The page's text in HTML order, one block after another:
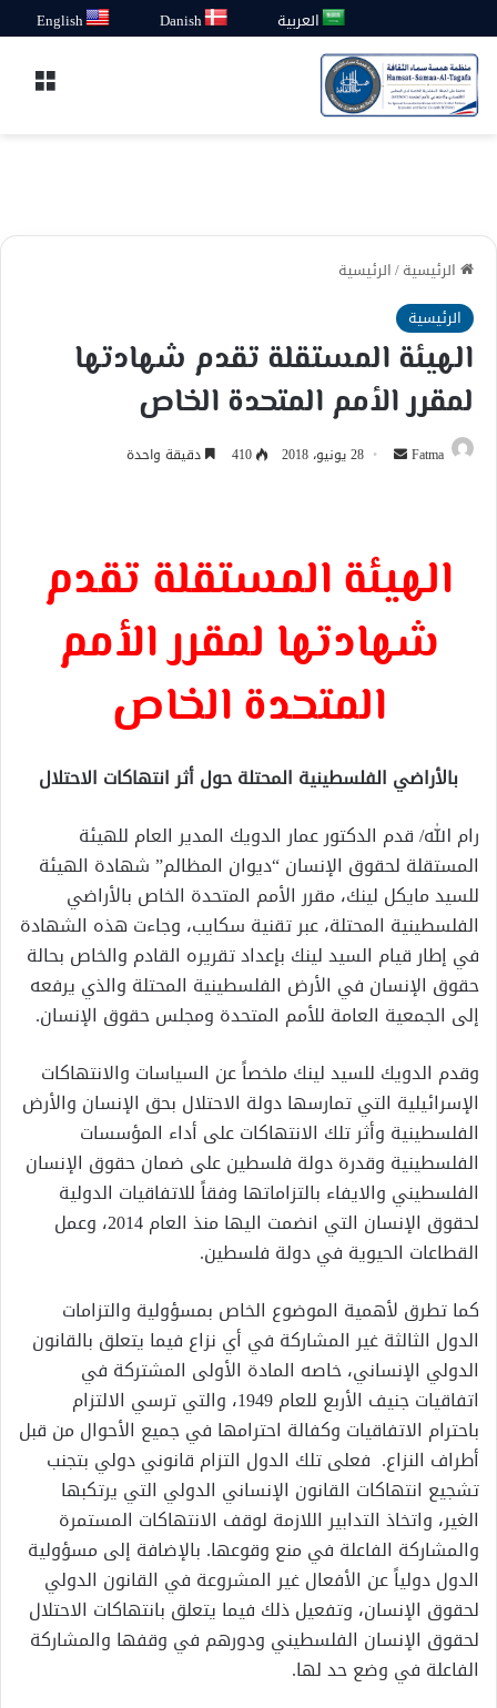
العربية Danish
English
الرئيسية/الرئيسية
الرئيسية
الهيئة المستقلة تقدم شهادتها
لمقرر الأمم المتحدة الخاص
Fatma
أرسل 28 يونيو، 2018 410 دقيقة واحدة
الهيئة المستقلة تقدم
شهادتها لمقرر الأمم
المتحدة الخاص
بالأراضي الفلسطينية المحتلة حول أثر انتهاكات الاحتلال
رام الله/ قدم الدكتور عمار الدويك المدير العام للهيئة
المستقلة لحقوق الإنسان “ديوان المظالم” شهادة الهيئة
للسيد مايكل لينك، مقرر الأمم المتحدة الخاص بالأراضي
الفلسطينية المحتلة، عبر تقنية سكايب، وجاءت هذه الشهادة
في إطار قيام السيد لينك بإعداد تقريره القادم والخاص بحالة
حقوق الإنسان في الأرض الفلسطينية المحتلة والذي يرفعه
إلى الجمعية العامة للأمم المتحدة ومجلس حقوق الإنسان.
وقدم الدويك للسيد لينك ملخصاً عن السياسات والانتهاكات
الإسرائيلية التي تمارسها دولة الاحتلال بحق الإنسان والأرض
الفلسطينية وأثر تلك الانتهاكات على أداء المؤسسات
الفلسطينية وقدرة دولة فلسطين على ضمان حقوق الإنسان
الفلسطيني والايفاء بالتزاماتها وفقاً للاتفاقيات الدولية
لحقوق الإنسان التي انضمت اليها منذ العام 2014، وعمل
القطاعات الحيوية في دولة فلسطين.
كما تطرق لأهمية الموضوع الخاص بمسؤولية والتزامات
الدول الثالثة غير المشاركة في أي نزاع فيما يتعلق بالقانون
الدولي الإنساني، خاصه المادة الأولى المشتركة في
اتفاقيات جنيف الأربع للعام 1949، والتي ترسي الالتزام
باحترام الاتفاقيات وكفالة احترامها في جميع الأحوال من قبل
أطراف النزاع. فعلى تلك الدول التزام قانوني دولي بتجنب
تشجيع انتهاكات القانون الإنساني الدولي التي يرتكبها
الغير، واتخاذ التدابير اللازمة لوقف الانتهاكات المستمرة
والمشاركة الفاعلة في منع وقوعها. بالإضافة إلى مسؤولية
الدول دولياً عن الأفعال غير المشروعة في القانون الدولي
لحقوق الإنسان، وتفعيل ذلك فيما يتعلق بانتهاكات الاحتلال
لحقوق الإنسان الفلسطيني ودورهم في وقفها والمشاركة
الفاعلة في وضع حد لها.